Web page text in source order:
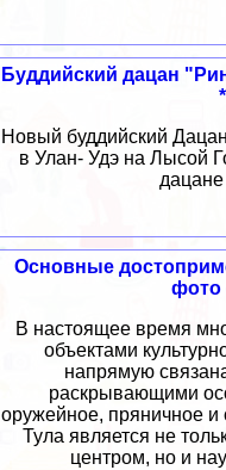
Буддийский дацан
Новый буддийский
в Улан- Удэ на Лысой
Основные
фото
В настоящее время
объектами
напрямую
раскрывающими
оружейное, пряничное
Тула является не
центром, но и